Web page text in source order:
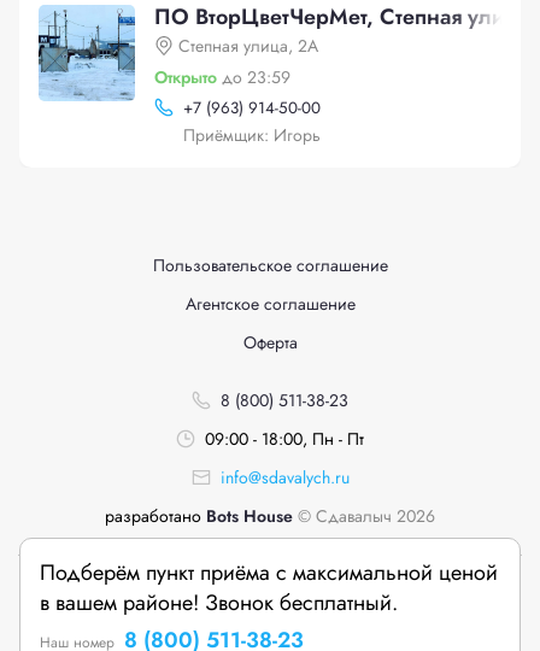
Подберём пункт приёма с максимальной ценой
в вашем районе! Звонок бесплатный.
Наш номер 8 (800) 511-38-23
ПО ВторЦветЧерМет, Степная
Степная улица, 2А
Открыто до 23:59
+7 (963) 914-50-00
Приёмщик: Игорь
Пользовательское соглашение
Агентское соглашение
Оферта
8 (800) 511-38-23
09:00 - 18:00, Пн - Пт
info@sdavalych.ru
разработано Bots House © Сдавалыч 2026